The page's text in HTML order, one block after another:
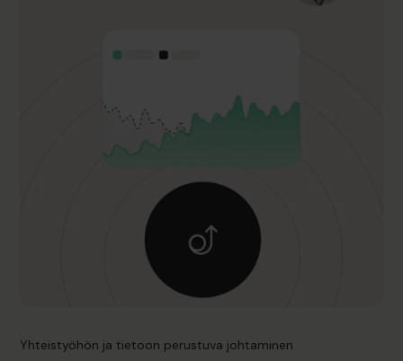
Yhteistyöhön ja tietoon perustuva johtaminen